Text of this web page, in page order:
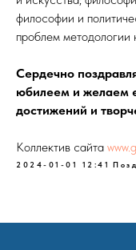
философии и
проблем методологии
Сердечно
юбилеем и желаем
достижений и
Коллектив сайта
2024-01-01 12:41